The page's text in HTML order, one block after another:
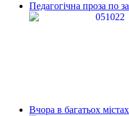
Педагогічна проза по
Вчора в багатьох